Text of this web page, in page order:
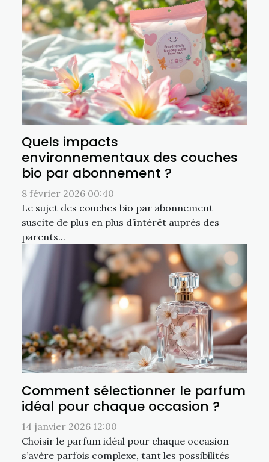
Quels impacts
environnementaux des couches
bio par abonnement ?
8 février 2026 00:40
Le sujet des couches bio par abonnement
suscite de plus en plus d’intérêt auprès des
parents...
Comment sélectionner le parfum
idéal pour chaque occasion ?
14 janvier 2026 12:00
Choisir le parfum idéal pour chaque occasion
s’avère parfois complexe, tant les possibilités